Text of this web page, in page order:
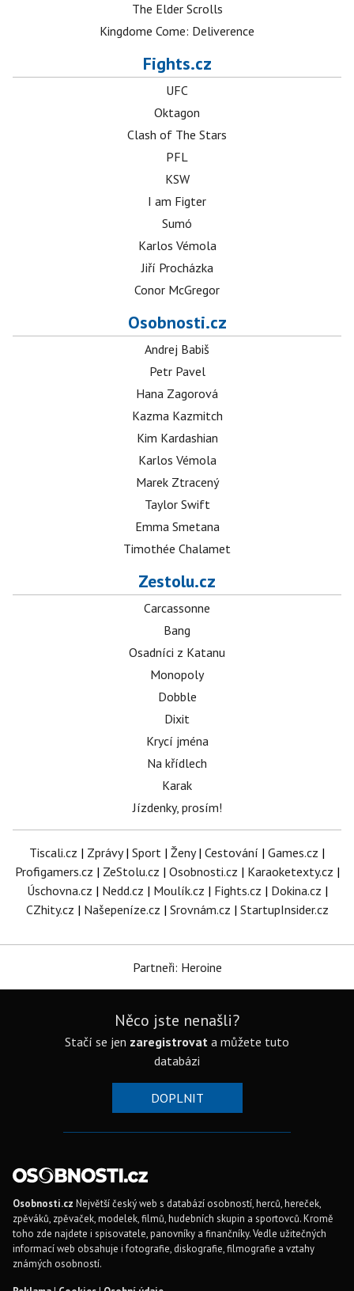
The Elder Scrolls
Kingdome Come: Deliverence
Fights.cz
UFC
Oktagon
Clash of The Stars
PFL
KSW
I am Figter
Sumó
Karlos Vémola
Jiří Procházka
Conor McGregor
Osobnosti.cz
Andrej Babiš
Petr Pavel
Hana Zagorová
Kazma Kazmitch
Kim Kardashian
Karlos Vémola
Marek Ztracený
Taylor Swift
Emma Smetana
Timothée Chalamet
Zestolu.cz
Carcassonne
Bang
Osadníci z Katanu
Monopoly
Dobble
Dixit
Krycí jména
Na křídlech
Karak
Jízdenky, prosím!
Tiscali.cz | Zprávy| Sport | Ženy| Cestování | Games.cz |
Profigamers.cz | ZeStolu.cz | Osobnosti.cz | Karaoketexty.cz |
Úschovna.cz | Nedd.cz | Moulík.cz | Fights.cz | Dokina.cz |
CZhity.cz | Našepeníze.cz | Srovnám.cz | StartupInsider.cz
Partneři: Heroine
Něco jste nenašli?
Stačí se jen zaregistrovat a můžete tuto
databázi
DOPLNIT
Osobnosti.cz Největší český web s databází osobností, herců, hereček,
zpěváků, zpěvaček, modelek, filmů, hudebních skupin a sportovců. Kromě
toho zde najdete i spisovatele, panovníky a finančníky. Vedle užitečných
informací web obsahuje i fotografie, diskografie, filmografie a vztahy
známých osobností.